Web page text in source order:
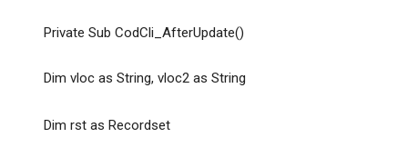
Private Sub CodCli_AfterUpdate()
Dim vloc as String, vloc2 as String
Dim rst as Recordset